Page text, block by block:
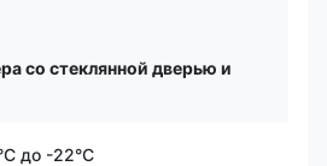
со стеклянной дверью и
до -22°C